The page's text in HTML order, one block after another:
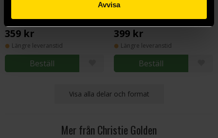
Avvisa
Exploring Azeroth - Pandaria
Alex Acks
359 kr
Längre leveranstid
Beställ
Alex Acks
399 kr
Längre leveranstid
Beställ
Visa alla delar och format
Mer från Christie Golden